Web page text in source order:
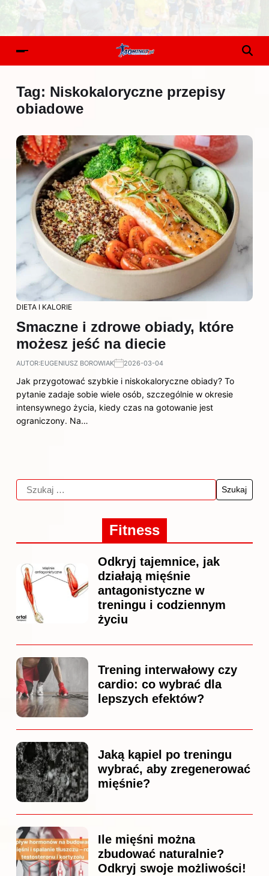
Tag: Niskokaloryczne przepisy
obiadowe
DIETA I KALORIE
Smaczne i zdrowe obiady, które
możesz jeść na diecie
AUTOR:EUGENIUSZ BOROWIAK 2026-03-04
Jak przygotować szybkie i niskokaloryczne obiady? To
pytanie zadaje sobie wiele osób, szczególnie w okresie
intensywnego życia, kiedy czas na gotowanie jest
ograniczony. Na…
Fitness
Odkryj tajemnice, jak
działają mięśnie
antagonistyczne w
treningu i codziennym
życiu
Trening interwałowy czy
cardio: co wybrać dla
lepszych efektów?
Jaką kąpiel po treningu
wybrać, aby zregenerować
mięśnie?
Ile mięśni można
zbudować naturalnie?
Odkryj swoje możliwości!